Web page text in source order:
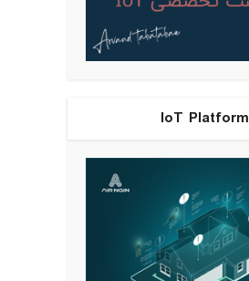
IoT Platform